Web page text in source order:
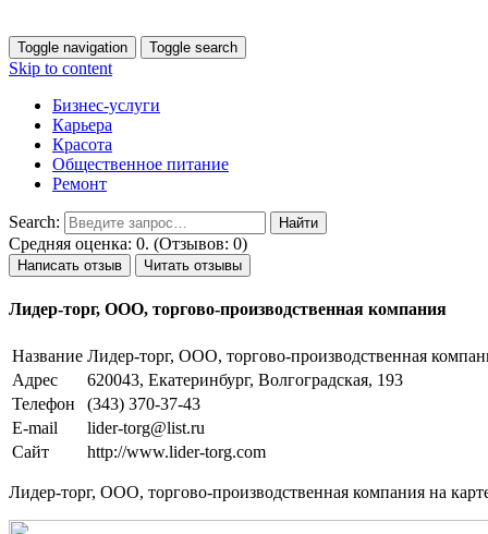
Toggle navigation Toggle search
Skip to content
Бизнес-услуги
Карьера
Красота
Общественное питание
Ремонт
Search:
Средняя оценка: 0. (Отзывов: 0)
Написать отзыв Читать отзывы
Лидер-торг, ООО, торгово-производственная компания
Название Лидер-торг, ООО, торгово-производственная
Адрес
620043, Екатеринбург, Волгоградская, 193
Телефон
(343) 370-37-43
E-mail
lider-torg@list.ru
Сайт
http://www.lider-torg.com
Лидер-торг, ООО, торгово-производственная компания на